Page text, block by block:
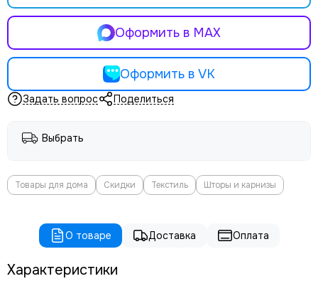
Оформить в MAX
Оформить в VK
Задать вопрос Поделиться
Выбрать
Товары для дома Скидки Текстиль Шторы и карнизы
О товаре Доставка Оплата
Характеристики